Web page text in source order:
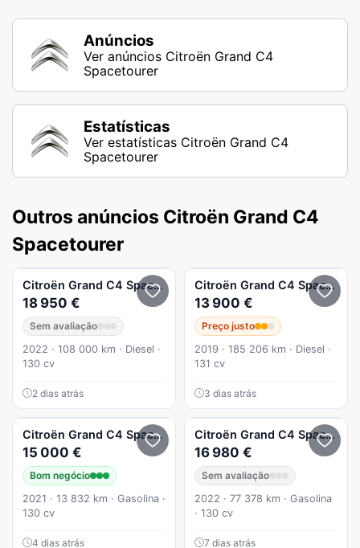
Anúncios
Ver anúncios Citroën Grand C4
Spacetourer
Estatísticas
Ver estatísticas Citroën Grand C4
Spacetourer
Outros anúncios Citroën Grand C4
Spacetourer
Citroën Grand C4 Spacetourer 1.5 BlueHDi Feel EAT8
18 950 €
Sem avaliação
2022 · 108 000 km · Diesel ·
130 cv
2 dias atrás
Citroën Grand C4 Spacetourer
13 900 €
Preço justo
2019 · 185 206 km · Diesel ·
131 cv
3 dias atrás
Citroën Grand C4 Spacetourer 1.2 PureTech Feel EAT8
15 000 €
Bom negócio
2021 · 13 832 km · Gasolina ·
130 cv
4 dias atrás
Citroën Grand C4 Spacetourer
16 980 €
Sem avaliação
2022 · 77 378 km · Gasolina
· 130 cv
7 dias atrás